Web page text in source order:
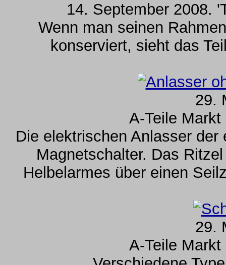
14. September 2008.
Wenn man seinen
konserviert, sieht das
29.
A-Teile
Die elektrischen Anlasser
Magnetschalter. Das
Helbelarmes über einen
29.
A-Teile